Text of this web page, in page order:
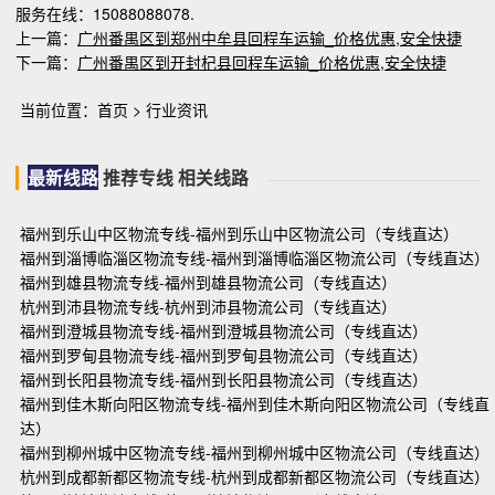
服务在线：15088088078.
上一篇： 广州番禺区到郑州中牟县回程车运输_价格优惠,安全快捷
下一篇： 广州番禺区到开封杞县回程车运输_价格优惠,安全快捷
当前位置： 首页 > 行业资讯
最新线路推荐专线相关线路
福州到乐山中区物流专线-福州到乐山中区物流公司（专线直达）
福州到淄博临淄区物流专线-福州到淄博临淄区物流公司（专线直达）
福州到雄县物流专线-福州到雄县物流公司（专线直达）
杭州到沛县物流专线-杭州到沛县物流公司（专线直达）
福州到澄城县物流专线-福州到澄城县物流公司（专线直达）
福州到罗甸县物流专线-福州到罗甸县物流公司（专线直达）
福州到长阳县物流专线-福州到长阳县物流公司（专线直达）
福州到佳木斯向阳区物流专线-福州到佳木斯向阳区物流公司（专线直
达）
福州到柳州城中区物流专线-福州到柳州城中区物流公司（专线直达）
杭州到成都新都区物流专线-杭州到成都新都区物流公司（专线直达）